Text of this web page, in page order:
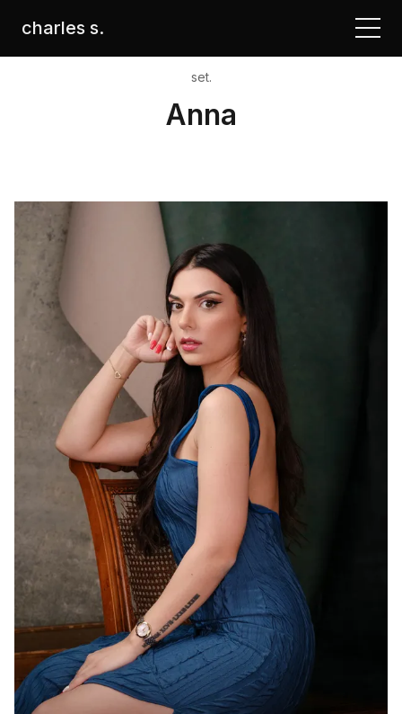
charles s.
set.
Anna